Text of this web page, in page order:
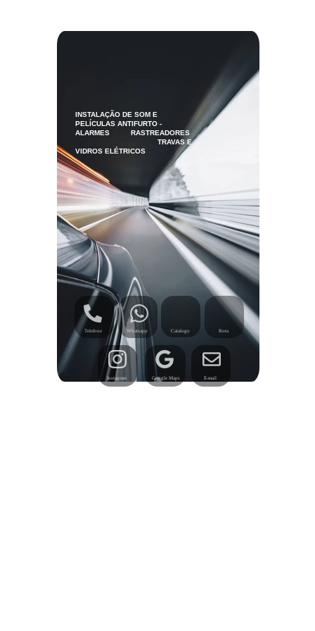
E-mail
Google Maps
Instagram
Telefone Whatsapp Catalogo Rota
INSTALAÇÃO DE SOM E
PELÍCULAS ANTIFURTO -
ALARMES          RASTREADORES
                                       TRAVAS E
VIDROS ELÉTRICOS